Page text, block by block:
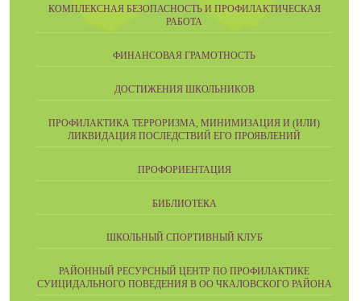
КОМПЛЕКСНАЯ БЕЗОПАСНОСТЬ И ПРОФИЛАКТИЧЕСКАЯ
РАБОТА
ФИНАНСОВАЯ ГРАМОТНОСТЬ
ДОСТИЖЕНИЯ ШКОЛЬНИКОВ
ПРОФИЛАКТИКА ТЕРРОРИЗМА, МИНИМИЗАЦИЯ И (ИЛИ)
ЛИКВИДАЦИЯ ПОСЛЕДСТВИЙ ЕГО ПРОЯВЛЕНИЙ
ПРОФОРИЕНТАЦИЯ
БИБЛИОТЕКА
ШКОЛЬНЫЙ СПОРТИВНЫЙ КЛУБ
РАЙОННЫЙ РЕСУРСНЫЙ ЦЕНТР ПО ПРОФИЛАКТИКЕ
СУИЦИДАЛЬНОГО ПОВЕДЕНИЯ В ОО ЧКАЛОВСКОГО РАЙОНА